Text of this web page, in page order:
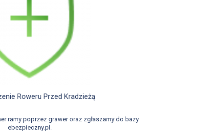
Szybki podgląd
Roweru Przed Kradzieżą
ramy poprzez grawer oraz zgłaszamy do bazy
ebezpieczny.pl.